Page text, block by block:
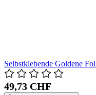
Selbstklebende Goldene
49,73 CHF